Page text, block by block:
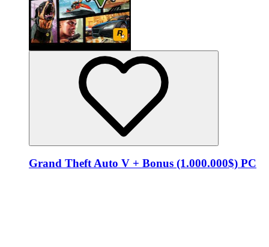
Grand Theft Auto V + Bonus (1.000.000$) PC